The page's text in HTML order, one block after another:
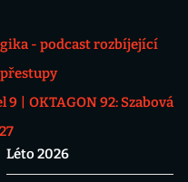
- podcast rozbíjející
9
OKTAGON 92: Szabová
Léto 2026